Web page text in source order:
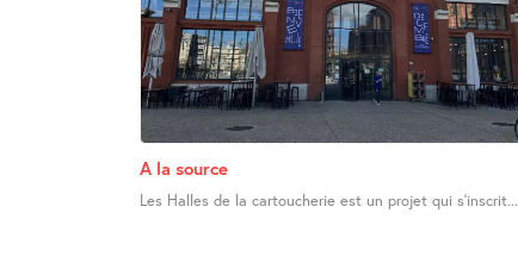
A la source
Les Halles de la cartoucherie est un projet qui s’inscrit...